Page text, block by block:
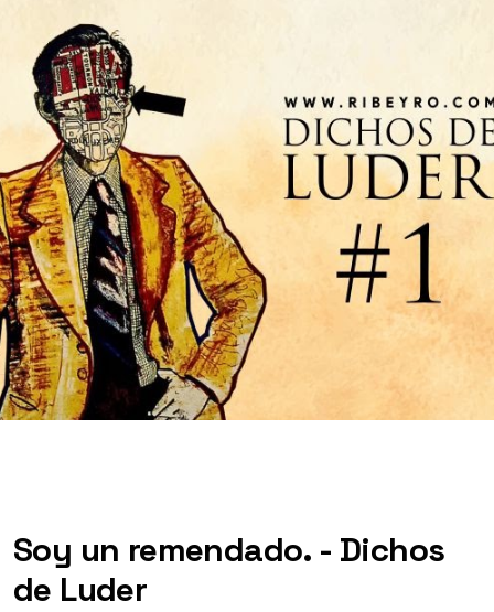
Soy un remendado. - Dichos
de Luder